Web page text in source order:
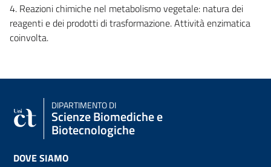
4. Reazioni chimiche nel metabolismo vegetale: natura dei
reagenti e dei prodotti di trasformazione. Attività enzimatica
coinvolta.
DIPARTIMENTO DI
Scienze Biomediche e
Biotecnologiche
DOVE SIAMO